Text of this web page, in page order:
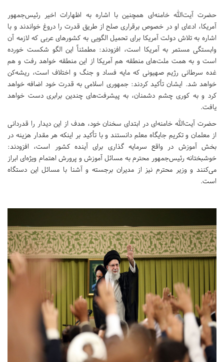
حضرت آیت‌الله خامنه‌ای همچنین با اشاره به اظهارات اخیر رئیس‌جمهور
آمریکا، ادعای او در خصوص برقراری صلح از طریق قدرت را دروغ خواندند و با
اشاره به تلاش دولت آمریکا برای تحمیل الگویی به کشورهای عربی که لازمه آن
وابستگی مستمر به آمریکا است، افزودند: مطمئناً این الگو شکست خورده
است و به همت ملت‌های منطقه هم آمریکا از این منطقه خواهد رفت و هم
غده سرطانی رژیم صهیونی که مایه فساد و جنگ و اختلاف است، ریشه‌کن
خواهد شد. ایشان تأکید کردند: جمهوری اسلامی به قدرت خود اضافه خواهد
کرد و به کوری چشم دشمنان، به پیشرفت‌های چندین برابری دست خواهد
یافت.
حضرت آیت‌الله خامنه‌ای در ابتدای سخنان خود، هدف از این دیدار را قدردانی
از معلمان و تکریم جایگاه معلم دانستند و با تأکید بر اینکه هر مقدار هزینه در
بخش آموزش در واقع سرمایه گذاری برای آینده کشور است، افزودند:
خوشبختانه رئیس‌جمهور محترم به مسائل آموزش و پرورش اهتمام ویژه‌ای ابراز
می‌کنند و وزیر محترم نیز از مدیران برجسته و آشنا با مسائل این دستگاه
است.